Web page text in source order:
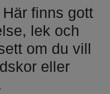
finns gott
lek och
om du vill
eller